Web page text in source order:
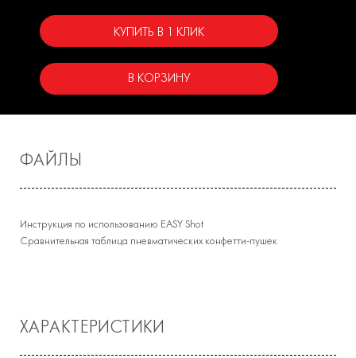
КУПИТЬ В 1 КЛИК
В КОРЗИНУ
ФАЙЛЫ
Инструкция по использованию EASY Shot
Сравнительная таблица пневматических конфетти-пушек
ХАРАКТЕРИСТИКИ